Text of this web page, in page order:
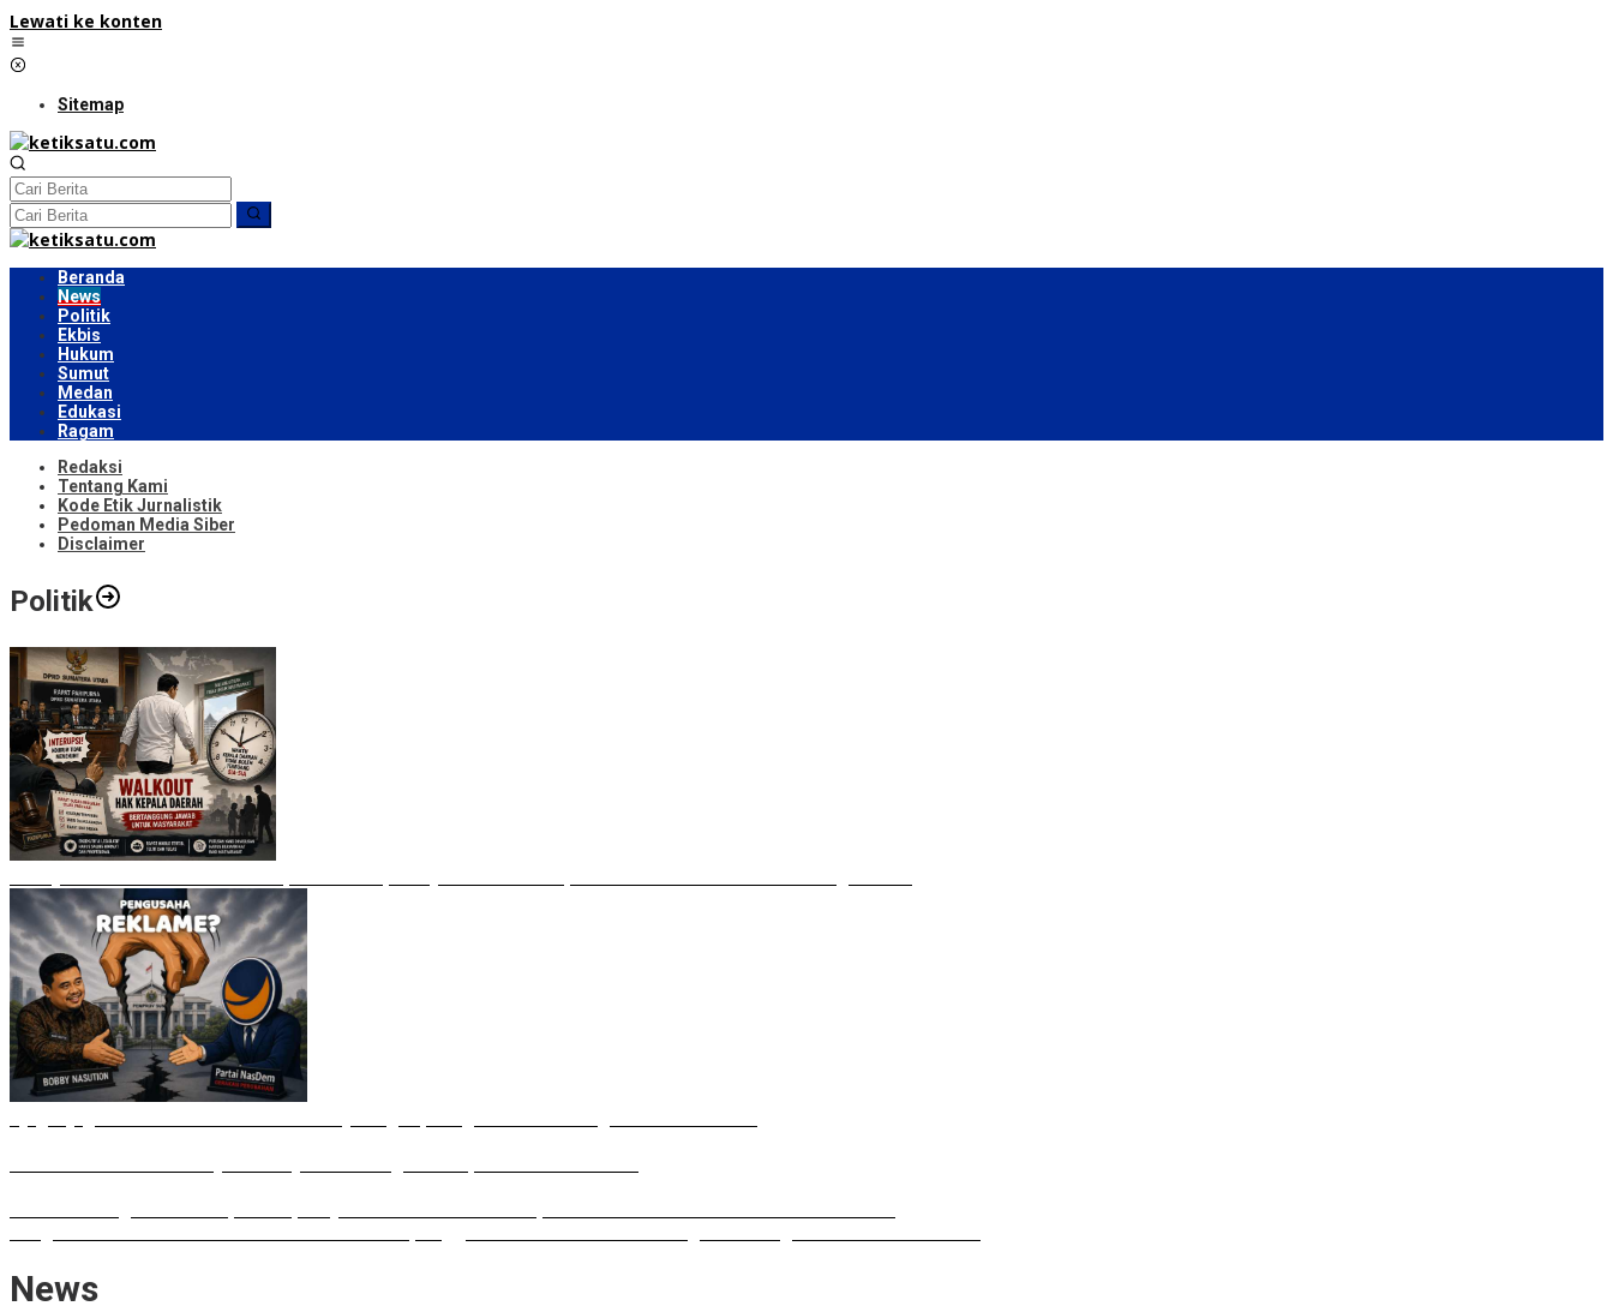
Lewati ke konten
Sitemap
Beranda
News
Politik
Ekbis
Hukum
Sumut
Medan
Edukasi
Ragam
Redaksi
Tentang Kami
Kode Etik Jurnalistik
Pedoman Media Siber
Disclaimer
Politik
News